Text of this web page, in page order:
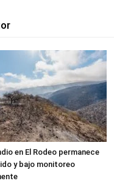
en El Rodeo permanece
y bajo monitoreo